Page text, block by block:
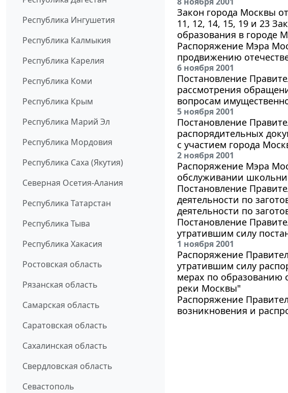
Республика Ингушетия
Республика Калмыкия
Республика Карелия
Республика Коми
Республика Крым
Республика Марий Эл
Республика Мордовия
Республика Саха (Якутия)
Северная Осетия-Алания
Республика Татарстан
Республика Тыва
Республика Хакасия
Ростовская область
Рязанская область
Самарская область
Саратовская область
Сахалинская область
Свердловская область
Севастополь
Закон города Москвы
11, 12, 14, 15, 19 и 23
образования в городе
Распоряжение Мэра
продвижению
6 ноября 2001
Постановление
рассмотрения
вопросам
5 ноября 2001
Постановление
распорядительных
с участием города
2 ноября 2001
Распоряжение Мэра
обслуживании
Постановление
деятельности по
деятельности по
Постановление
утратившим силу
1 ноября 2001
Распоряжение
утратившим силу
мерах по образованию
реки Москвы"
Распоряжение
возникновения и